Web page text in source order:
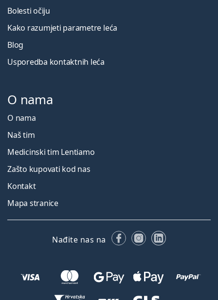
Bolesti očiju
Kako razumjeti parametre leća
Blog
Usporedba kontaktnih leća
O nama
O nama
Naš tim
Medicinski tim Lentiamo
Zašto kupovati kod nas
Kontakt
Mapa stranice
Nađite nas na FacebookuInstagramu
LinkedIn